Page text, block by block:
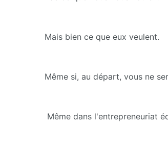
Mais bien ce que eux veulent.
Même si, au départ, vous ne
Même dans l'entrepreneuriat